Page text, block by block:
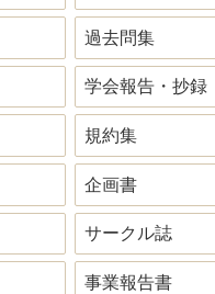
過去問集
学会報告・抄録
規約集
企画書
サークル誌
事業報告書